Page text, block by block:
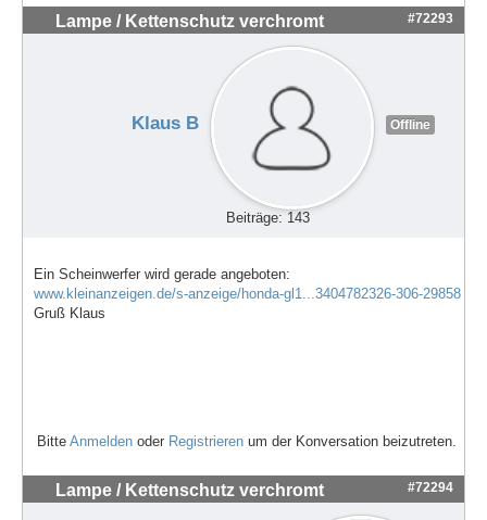
Lampe / Kettenschutz verchromt #72293
Klaus B Offline
Beiträge: 143
Ein Scheinwerfer wird gerade angeboten:
www.kleinanzeigen.de/s-anzeige/honda-gl1...3404782326-306-29858
Gruß Klaus
Bitte Anmelden oder Registrieren um der Konversation beizutreten.
Lampe / Kettenschutz verchromt #72294